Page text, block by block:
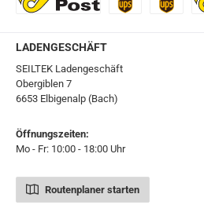
LADENGESCHÄFT
SEILTEK Ladengeschäft
Obergiblen 7
6653 Elbigenalp (Bach)
Öffnungszeiten:
Mo - Fr: 10:00 - 18:00 Uhr
Routenplaner starten